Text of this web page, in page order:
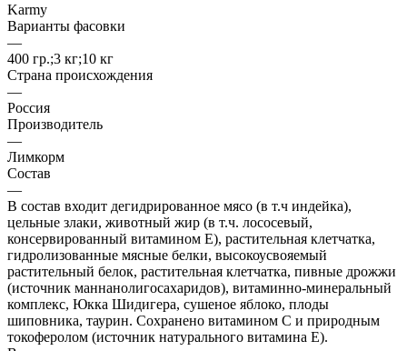
Karmy
Варианты фасовки
—
400 гр.;3 кг;10 кг
Страна происхождения
—
Россия
Производитель
—
Лимкорм
Состав
—
В состав входит дегидрированное мясо (в т.ч индейка),
цельные злаки, животный жир (в т.ч. лососевый,
консервированный витамином E), растительная клетчатка,
гидролизованные мясные белки, высокоусвояемый
растительный белок, растительная клетчатка, пивные дрожжи
(источник маннанолигосахаридов), витаминно-минеральный
комплекс, Юкка Шидигера, сушеное яблоко, плоды
шиповника, таурин. Сохранено витамином С и природным
токоферолом (источник натурального витамина Е).